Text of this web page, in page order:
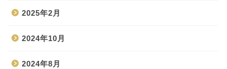
2025年2月
2024年10月
2024年8月